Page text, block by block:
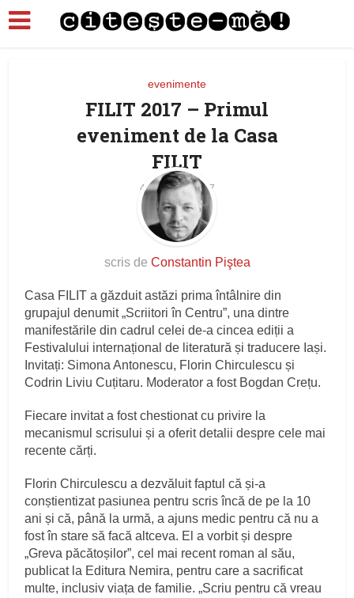
evenimente
FILIT 2017 – Primul
eveniment de la Casa
FILIT
4 octombrie 2017
scris de Constantin Piştea
Casa FILIT a găzduit astăzi prima întâlnire din
grupajul denumit „Scriitori în Centru”, una dintre
manifestările din cadrul celei de-a cincea ediții a
Festivalului internațional de literatură și traducere Iași.
Invitați: Simona Antonescu, Florin Chirculescu și
Codrin Liviu Cuțitaru. Moderator a fost Bogdan Crețu.
Fiecare invitat a fost chestionat cu privire la
mecanismul scrisului și a oferit detalii despre cele mai
recente cărți.
Florin Chirculescu a dezvăluit faptul că și-a
conștientizat pasiunea pentru scris încă de pe la 10
ani și că, până la urmă, a ajuns medic pentru că nu a
fost în stare să facă altceva. El a vorbit și despre
„Greva păcătoșilor”, cel mai recent roman al său,
publicat la Editura Nemira, pentru care a sacrificat
multe, inclusiv viața de familie. „Scriu pentru că vreau